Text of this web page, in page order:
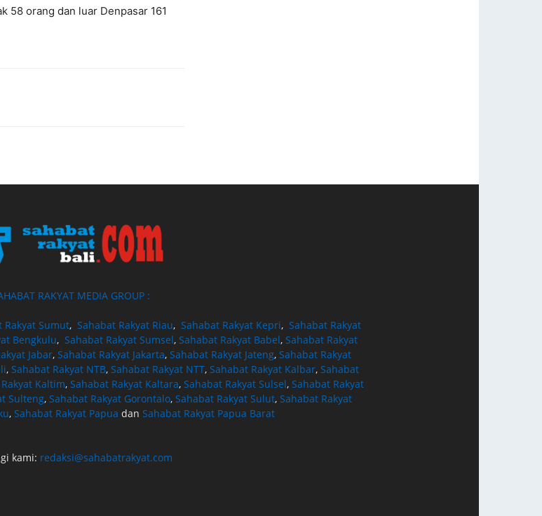
58 orang dan luar Denpasar 161
RAKYAT MEDIA GROUP :
Rakyat Sumut, Sahabat Rakyat Riau, Sahabat Rakyat Kepri, Sahabat Rakyat
Bengkulu,Sahabat Rakyat Sumsel,Sahabat Rakyat Babel,Sahabat Rakyat
Jabar, Sahabat Rakyat Jakarta, Sahabat Rakyat Jateng, Sahabat Rakyat
, Sahabat Rakyat NTB, Sahabat Rakyat NTT, Sahabat Rakyat Kalbar, Sahabat
Kaltim, Sahabat Rakyat Kaltara, Sahabat Rakyat Sulsel, Sahabat Rakyat
Sulteng, Sahabat Rakyat Gorontalo, Sahabat Rakyat Sulut, Sahabat Rakyat
, Sahabat Rakyat Papua dan Sahabat Rakyat Papua Barat
kami: redaksi@sahabatrakyat.com